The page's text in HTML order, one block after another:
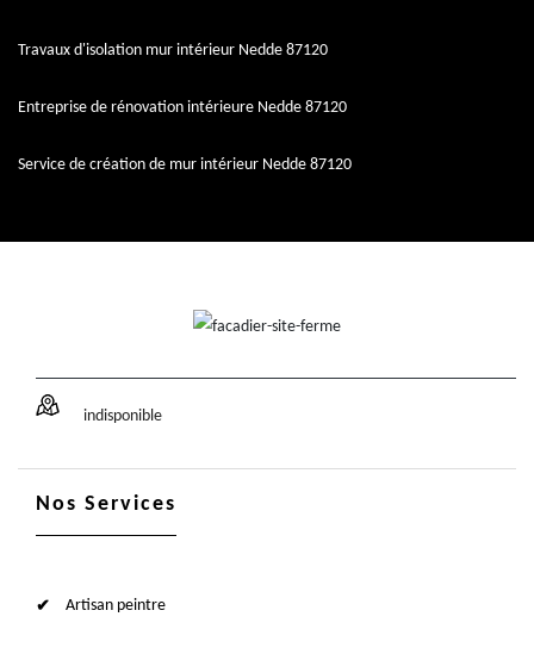
Travaux d'isolation mur intérieur Nedde 87120
Entreprise de rénovation intérieure Nedde 87120
Service de création de mur intérieur Nedde 87120
indisponible
Nos Services
Artisan peintre